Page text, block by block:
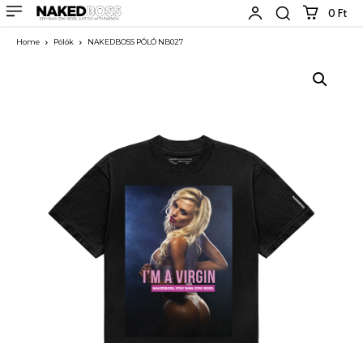
0 Ft
Home Pólók NAKEDBOSS PÓLÓ NB027